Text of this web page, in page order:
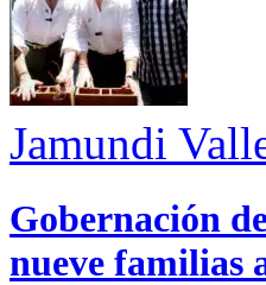
Jamundi
Gobernación
nueve familias